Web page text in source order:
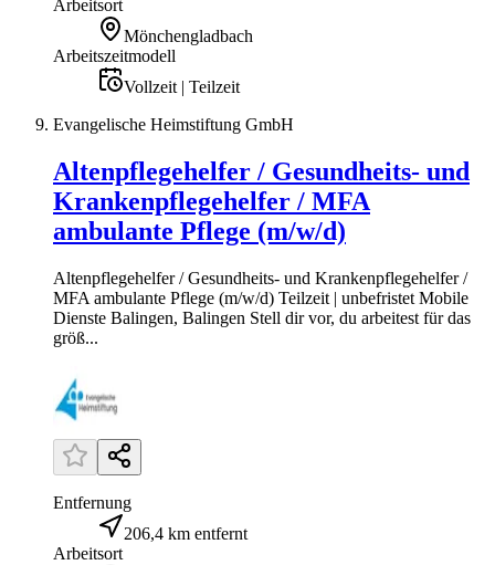
Arbeitsort
Mönchengladbach
Arbeitszeitmodell
Vollzeit | Teilzeit
Evangelische Heimstiftung GmbH
Altenpflegehelfer / Gesundheits- und
Krankenpflegehelfer / MFA
ambulante Pflege (m/w/d)
Altenpflegehelfer / Gesundheits- und Krankenpflegehelfer /
MFA ambulante Pflege (m/w/d) Teilzeit | unbefristet Mobile
Dienste Balingen, Balingen Stell dir vor, du arbeitest für das
größ...
Entfernung
206,4 km entfernt
Arbeitsort